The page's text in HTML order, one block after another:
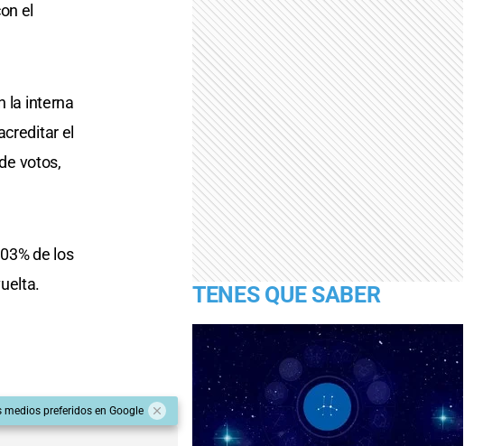
el
la interna
el
votos,
de los
medios preferidos en Google
TENES QUE SABER